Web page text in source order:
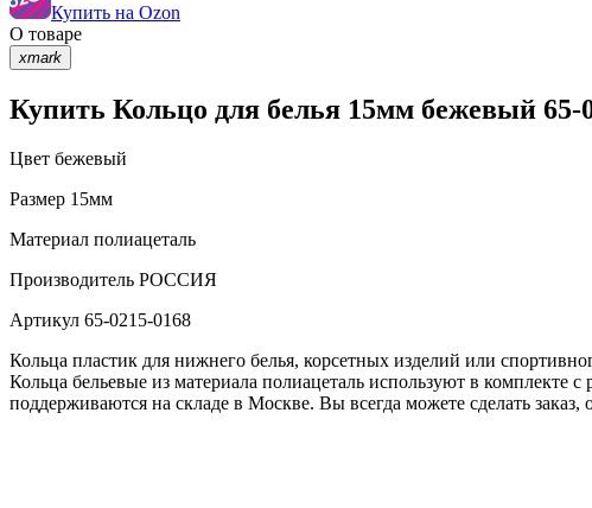
Купить на Ozon
О товаре
xmark
Купить Кольцо для белья 15мм бежевый 65-
Цвет бежевый
Размер 15мм
Материал полиацеталь
Производитель РОССИЯ
Артикул 65-0215-0168
Кольца пластик для нижнего белья, корсетных изделий или
Кольца бельевые из материала полиацеталь используют в
поддерживаются на складе в Москве. Вы всегда можете сделать заказ,